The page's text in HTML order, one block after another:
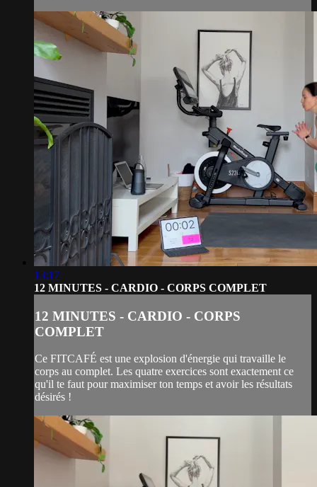
13:17
12 MINUTES - CARDIO - CORPS COMPLET
12 MINUTES - CARDIO - CORPS
COMPLET
Ce FITCAFÉ est une explosion d'énergie qui travaille le
corps au complet. Les quatre exercices sont exactement ce
qu'il te faut pour maximiser ton temps et avoir les résultats
désirés !